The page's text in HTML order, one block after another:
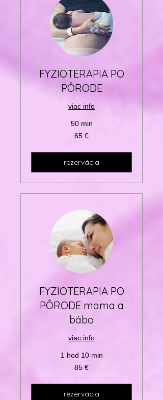
FYZIOTERAPIA PO
PÔRODE
viac info
50 min
65 €
rezervácia
FYZIOTERAPIA PO
PÔRODE mama a
bábo
viac info
1 hod 10 min
85 €
rezervácia